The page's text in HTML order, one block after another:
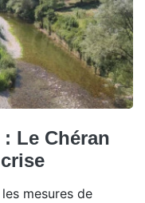
Le Chéran
mesures de